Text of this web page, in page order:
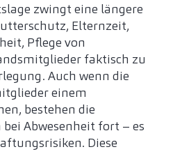
zwingt eine längere
Elternzeit,
Pflege von
faktisch zu
Auch wenn die
einem
bestehen die
Abwesenheit fort – es
Diese